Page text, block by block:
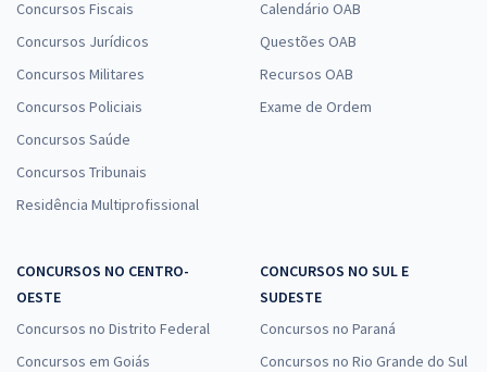
24,65
Economize R$ 73,96 (-20%)
Específicos para Técnico em Desenvolvimento de Tecnologia
à vista
R$21,99
Economize R$ 65,96 (-20%)
Comprar
Concursos Fiscais
Concursos Jurídicos
Concursos Militares
Concursos Policiais
Concursos Saúde
Concursos Tribunais
Residência Multiprofissional
Calendário OAB
Questões OAB
Recursos OAB
Exame de Ordem
CONCURSOS NO CENTRO-
OESTE
Concursos no Distrito Federal
Concursos em Goiás
CONCURSOS NO SUL E
SUDESTE
Concursos no Paraná
Concursos no Rio Grande do Sul